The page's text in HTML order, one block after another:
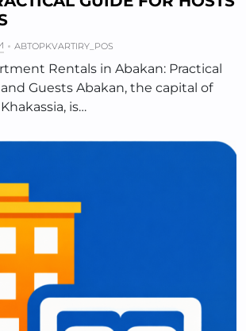
АВТОРKVARTIRY_POS
Rentals in Abakan: Practical
Guests Abakan, the capital of
is…